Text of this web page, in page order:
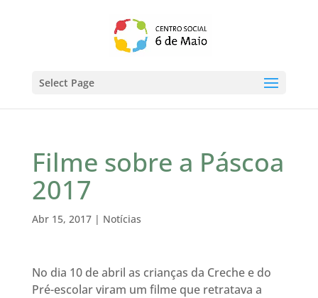
Select Page
Filme sobre a Páscoa
2017
Abr 15, 2017| Notícias
No dia 10 de abril as crianças da Creche e do
Pré-escolar viram um filme que retratava a